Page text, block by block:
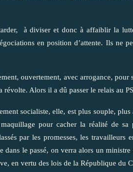
à diviser et donc à affaiblir la
en position d’attente. Ils ne
ouvertement, avec arrogance,
révolte. Alors il a dû passer le relais au
socialiste, elle, est plus souple, plus
pour cacher la réalité de
par les promesses, les travailleurs
dans le passé, on verra alors un
en vertu des lois de la République du